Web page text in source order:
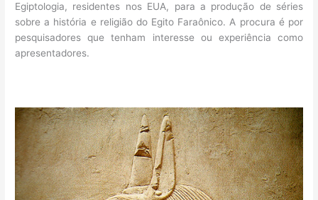
Egiptologia, residentes nos EUA, para a produção de séries
sobre a história e religião do Egito Faraônico. A procura é por
pesquisadores que tenham interesse ou experiência como
apresentadores.